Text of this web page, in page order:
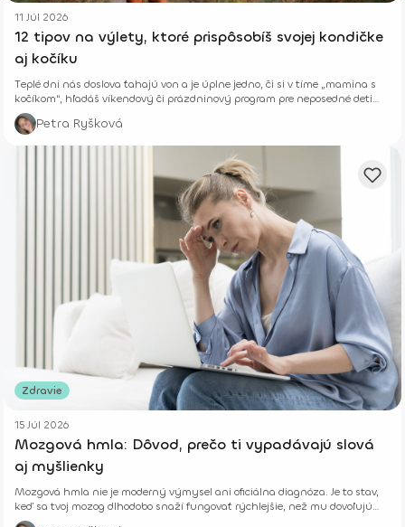
11 Júl 2026
12 tipov na výlety, ktoré prispôsobíš svojej kondičke
aj kočíku
Teplé dni nás doslova ťahajú von a je úplne jedno, či si v tíme „mamina s
kočíkom“, hľadáš víkendový či prázdninový program pre neposedné deti
alebo si len chceš vyvetrať hlavu s kamoškou, či partnerom.
Petra Ryšková
Zdravie
15 Júl 2026
Mozgová hmla: Dôvod, prečo ti vypadávajú slová
aj myšlienky
Mozgová hmla nie je moderný výmysel ani oficiálna diagnóza. Je to stav,
keď sa tvoj mozog dlhodobo snaží fungovať rýchlejšie, než mu dovoľujú
jeho biologické limity.